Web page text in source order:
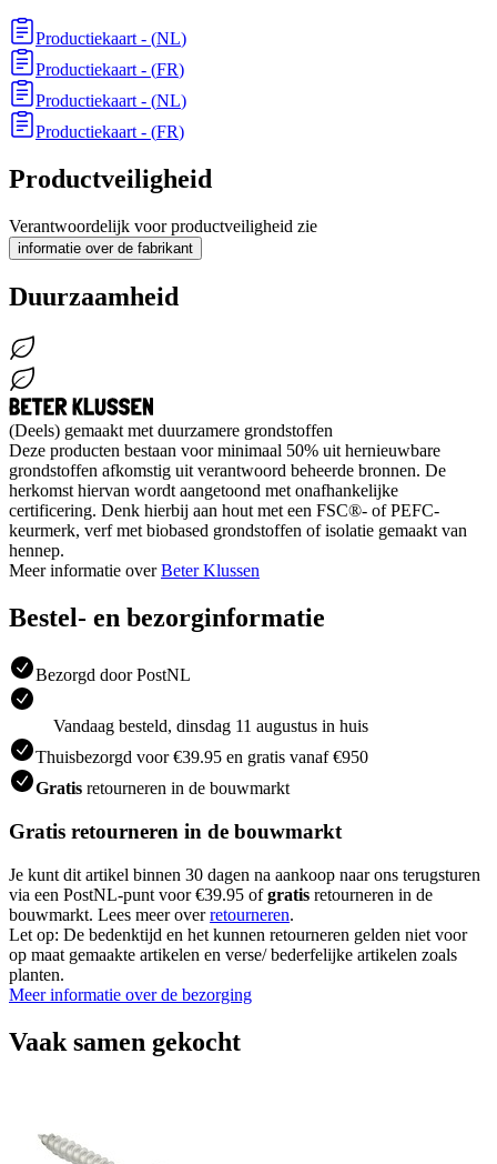
Productiekaart - (NL)
Productiekaart - (FR)
Productiekaart - (NL)
Productiekaart - (FR)
Productveiligheid
Verantwoordelijk voor productveiligheid zie
informatie over de fabrikant
Duurzaamheid
(Deels) gemaakt met duurzamere grondstoffen
Deze producten bestaan voor minimaal 50% uit hernieuwbare
grondstoffen afkomstig uit verantwoord beheerde bronnen. De
herkomst hiervan wordt aangetoond met onafhankelijke
certificering. Denk hierbij aan hout met een FSC®- of PEFC-
keurmerk, verf met biobased grondstoffen of isolatie gemaakt van
hennep.
Meer informatie overBeter Klussen
Bestel- en bezorginformatie
Bezorgd door PostNL
Vandaag besteld, dinsdag 11 augustus in huis
Thuisbezorgd voor €39.95 en gratis vanaf €950
Gratis retourneren in de bouwmarkt
Gratis retourneren in de bouwmarkt
Je kunt dit artikel binnen 30 dagen na aankoop naar ons terugsturen
via een PostNL-punt voor €39.95 ofgratis retourneren in de
bouwmarkt. Lees meer overretourneren.
Let op: De bedenktijd en het kunnen retourneren gelden niet voor
op maat gemaakte artikelen en verse/ bederfelijke artikelen zoals
planten.
Meer informatie over de bezorging
Vaak samen gekocht